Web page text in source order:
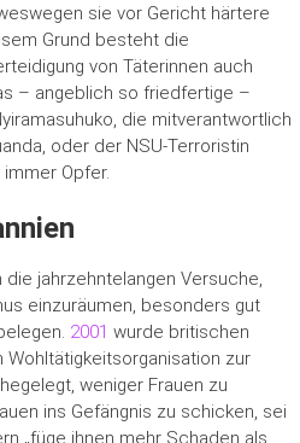
sie vor Gericht härtere
Grund besteht die
von Täterinnen auch
– angeblich so friedfertige –
die mitverantwortlich
oder der NSU-Terroristin
Opfer.
jahrzehntelangen Versuche,
einzuräumen, besonders gut
2001 wurde britischen
zur
weniger Frauen zu
ins Gefängnis zu schicken, sei
„füge ihnen mehr Schaden als